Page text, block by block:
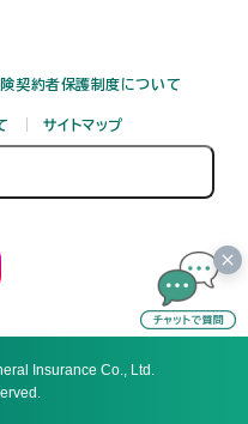
契約者保護制度について
サイトマップ
Insurance Co., Ltd.